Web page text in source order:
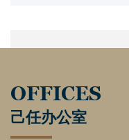
OFFICES
己任办公室